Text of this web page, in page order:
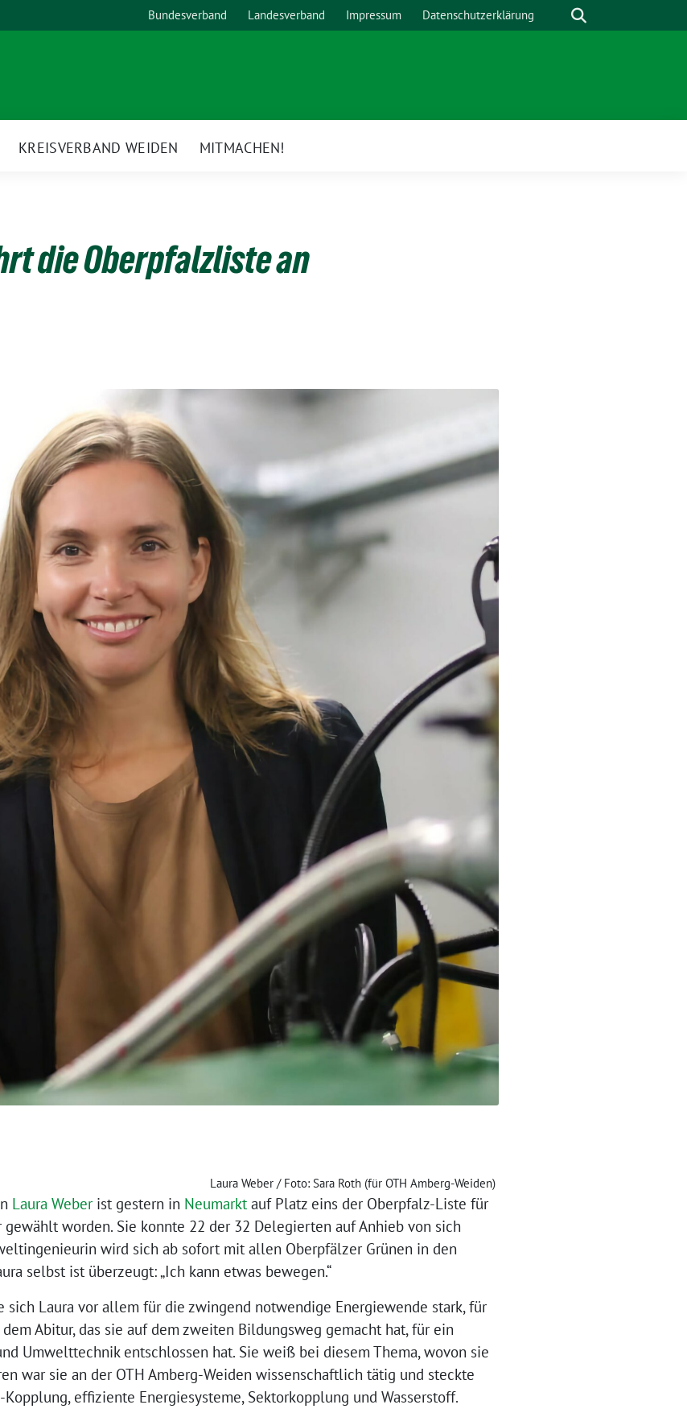
Bundesverband Landesverband Impressum Datenschutzerklärung Suche
KREISVERBAND WEIDEN MITMACHEN!
die Oberpfalzliste an
Laura Weber / Foto: Sara Roth (für OTH Amberg-Weiden)
Laura Weberist gestern in Neumarkt auf Platz eins der Oberpfalz-Liste für
worden. Sie konnte 22 der 32 Delegierten auf Anhieb von sich
wird sich ab sofort mit allen Oberpfälzer Grünen in den
selbst ist überzeugt: „Ich kann etwas bewegen.“
sich Laura vor allem für die zwingend notwendige Energiewende stark, für
Abitur, das sie auf dem zweiten Bildungsweg gemacht hat, für ein
Umwelttechnik entschlossen hat. Sie weiß bei diesem Thema, wovon sie
war sie an der OTH Amberg-Weiden wissenschaftlich tätig und steckte
effiziente Energiesysteme, Sektorkopplung und Wasserstoff.